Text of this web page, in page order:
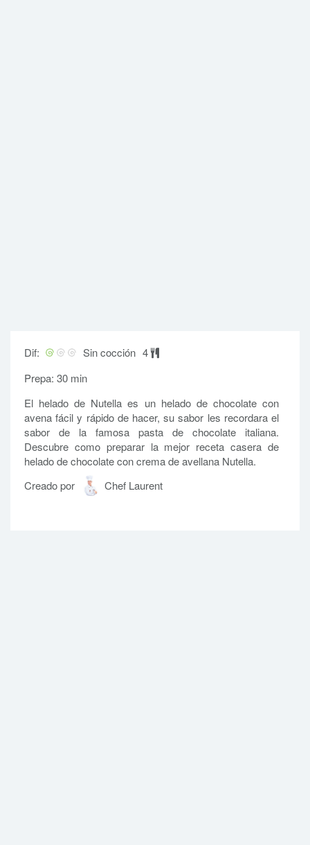
Dif: Sin cocción 4
Prepa: 30 min
El helado de Nutella es un helado de chocolate con
avena fácil y rápido de hacer, su sabor les recordara el
sabor de la famosa pasta de chocolate italiana.
Descubre como preparar la mejor receta casera de
helado de chocolate con crema de avellana Nutella.
Creado por
Chef Laurent